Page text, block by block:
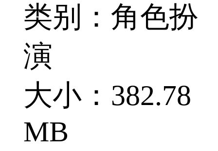
类别：角色扮
演
大小：382.78
MB